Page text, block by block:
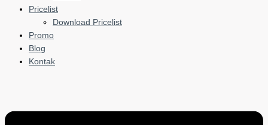
Pricelist
Download Pricelist
Promo
Blog
Kontak